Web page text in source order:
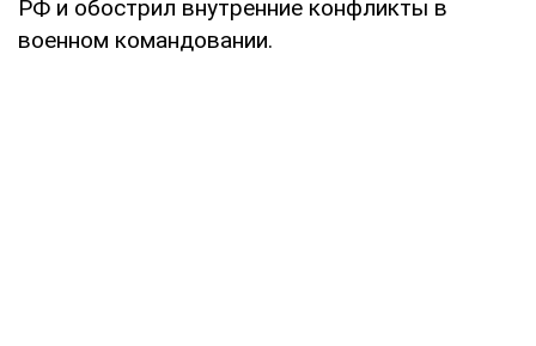
РФ и обострил внутренние конфликты в
военном командовании.